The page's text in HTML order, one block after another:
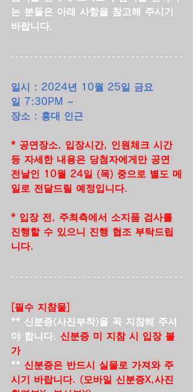
는 분들은 아래 사항을 참고해 주시기
바랍니다.
일시 : 2024년 10월 25일 금요
일 7:30PM ~
장소 : 홍대 인근
* 공연장소, 입장시간, 인원체크 시간
등 자세한 내용은 당첨자에게만 공연
전날인 10월 24일 (목) 중으로 별도 메
일로 전달드릴 예정입니다.
* 입장 전, 주최측에서 소지품 검사를
진행할 수 있으니 진행 협조 부탁드립
니다.
[필수 지참물]
** 신분증(사진부착)을 꼭 지참해 주셔
야 합니다. 신분증 미 지참 시 입장 불
가
** 신분증은 반드시 실물로 가져와 주
시기 바랍니다. (모바일 신분증X,사진